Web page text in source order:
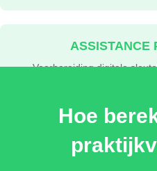
€
ASSISTANCE
Voorbereiding digitale
Geheugenfunctie voor
Assist',Hoe